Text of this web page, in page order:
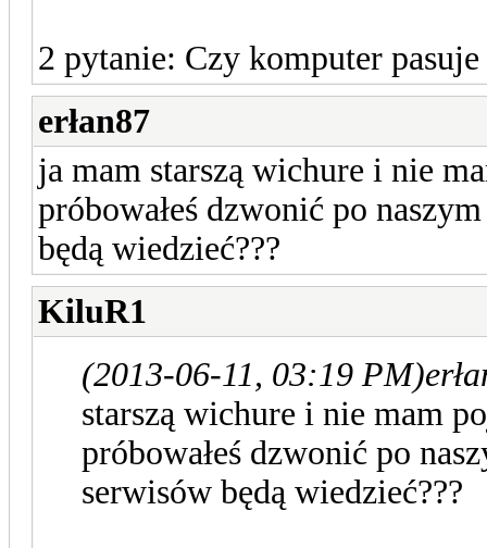
2 pytanie: Czy komputer
erłan87
ja mam starszą wichure i nie
próbowałeś dzwonić po
będą wiedzieć???
KiluR1
(2013-06-11, 03:19 PM)
starszą wichure i nie mam
próbowałeś dzwonić po
serwisów będą wiedzieć???